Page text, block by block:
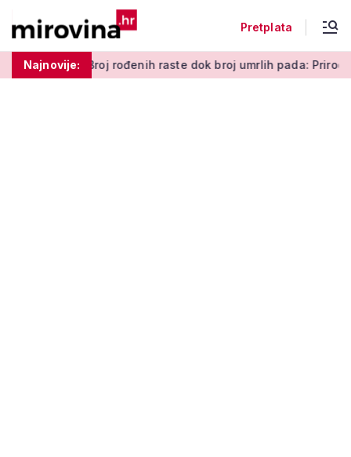
Pretplata
Najnovije:Broj rođenih raste dok broj umrlih pada: Prirodni